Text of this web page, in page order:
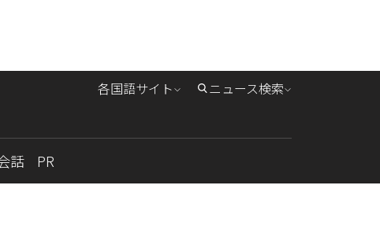
各国語サイト ニュース検索
話 PR